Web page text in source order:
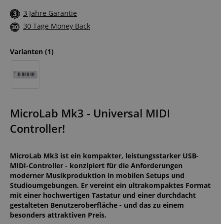
3 Jahre Garantie
30 Tage Money Back
Varianten (1)
MicroLab Mk3 - Universal MIDI
Controller!
MicroLab Mk3 ist ein kompakter, leistungsstarker USB-
MIDI-Controller - konzipiert für die Anforderungen
moderner Musikproduktion in mobilen Setups und
Studioumgebungen. Er vereint ein ultrakompaktes Format
mit einer hochwertigen Tastatur und einer durchdacht
gestalteten Benutzeroberfläche - und das zu einem
besonders attraktiven Preis.